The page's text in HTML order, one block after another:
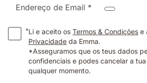
Endereço de Email *
*Li e aceito os Termos & Condições e
Privacidade da Emma.
*Asseguramos que os teus dados
confidenciais e podes cancelar a
qualquer momento.